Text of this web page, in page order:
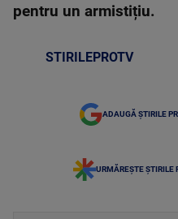
pentru un armistițiu.
STIRILEPROTV
ADAUGĂ ȘTIRILE
URMĂREȘTE ȘTIRILE